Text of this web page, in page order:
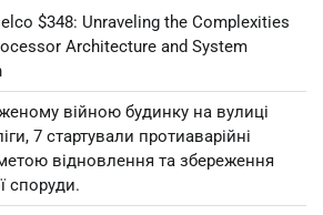
$348: Unraveling the Complexities
Architecture and System
війною будинку на вулиці
7 стартували протиаварійні
відновлення та збереження
споруди.